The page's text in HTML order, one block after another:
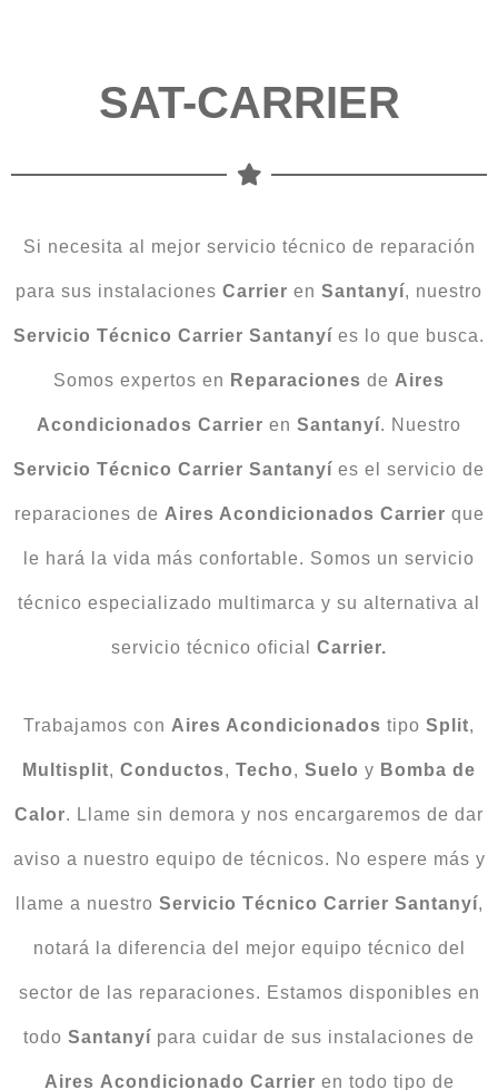
SAT-CARRIER
Si necesita al mejor servicio técnico de reparación
para sus instalaciones Carrier en Santanyí, nuestro
Servicio Técnico Carrier Santanyí es lo que busca.
Somos expertos en Reparaciones de Aires
Acondicionados Carrier en Santanyí. Nuestro
Servicio Técnico Carrier Santanyí es el servicio de
reparaciones de Aires Acondicionados Carrier que
le hará la vida más confortable. Somos un servicio
técnico especializado multimarca y su alternativa al
servicio técnico oficial Carrier.
Trabajamos con Aires Acondicionados tipo Split,
Multisplit, Conductos, Techo, Suelo y Bomba de
Calor. Llame sin demora y nos encargaremos de dar
aviso a nuestro equipo de técnicos. No espere más y
llame a nuestro Servicio Técnico Carrier Santanyí,
notará la diferencia del mejor equipo técnico del
sector de las reparaciones. Estamos disponibles en
todo Santanyí para cuidar de sus instalaciones de
Aires Acondicionado Carrier en todo tipo de